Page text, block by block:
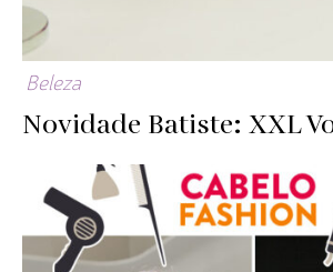
Beleza
Novidade Batiste: XXL